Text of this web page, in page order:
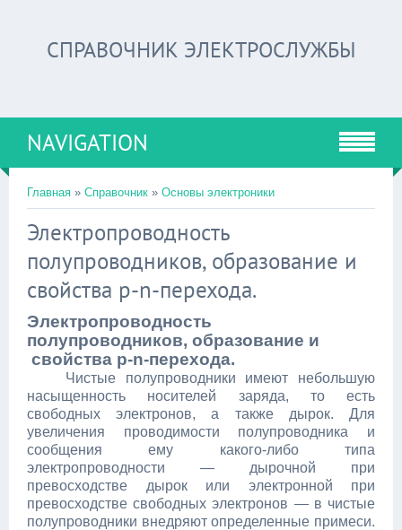
СПРАВОЧНИК ЭЛЕКТРОСЛУЖБЫ
NAVIGATION
Главная » Справочник » Основы электроники
Электропроводность
полупроводников, образование и
свойства p-n-перехода.
Электропроводность
полупроводников, образование и
свойства p-n-перехода.
Чистые полупроводники имеют небольшую
насыщенность носителей заряда, то есть
свободных электронов, а также дырок. Для
увеличения проводимости полупроводника и
сообщения ему какого-либо типа
электропроводности — дырочной при
превосходстве дырок или электронной при
превосходстве свободных электронов — в чистые
полупроводники внедряют определенные примеси.